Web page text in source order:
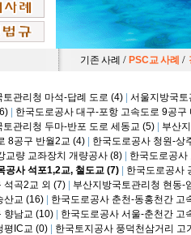
기존 사례 /PSC교 사례 /
토관리청 마석-답례 도로 (4)
서울지방국
한국도로공사 대구-포항 고속도로 9공구
토관리청 두마-반포 도로 세동교 (5)
부산
8공구 반월2교 (4)
한국도로공사 청원-상
교량 교좌장치 개량공사 (8)
한국도로공
공사 석포1,2교, 철도교 (7)
한국도로공사
석곡2교 외 (7)
부산지방국토관리청 현동-
산교 (16)
한국도로공사 춘천-동홍천간 고
향남교 (10)
한국도로공사 서울-춘천간 고
평IC교 (0)
한국토지공사 풍덕천삼거리 고